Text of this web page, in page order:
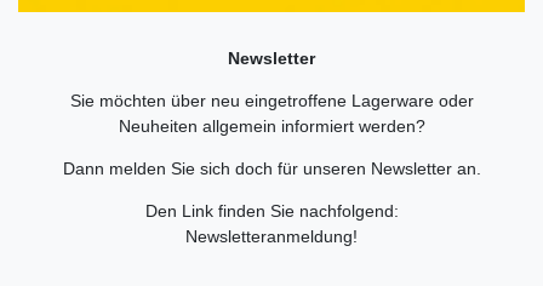
Newsletter
Sie möchten über neu eingetroffene Lagerware oder
Neuheiten allgemein informiert werden?
Dann melden Sie sich doch für unseren Newsletter an.
Den Link finden Sie nachfolgend:
Newsletteranmeldung!